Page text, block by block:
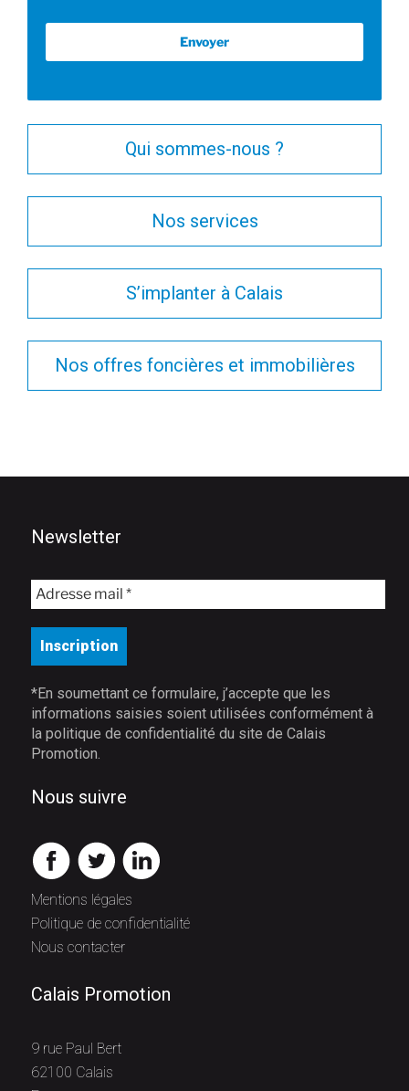
Qui sommes-nous ?
Nos services
S’implanter à Calais
Nos offres foncières et immobilières
Calais Promotion
9 rue Paul Bert
62100 Calais
Mentions légales
Politique de confidentialité
Nous contacter
Nous suivre
Newsletter
*En soumettant ce formulaire, j’accepte que les
informations saisies soient utilisées conformément à
la politique de confidentialité du site de Calais
Promotion.